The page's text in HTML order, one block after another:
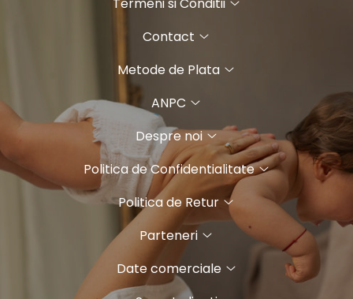
Contact
Metode de Plata
ANPC
Despre noi
Politica de Confidentialitate
Politica de Retur
Parteneri
Date comerciale